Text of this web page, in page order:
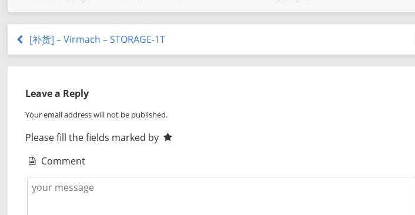
[补货] – Virmach – STORAGE-1T
Leave a Reply
Your email address will not be published.
Please fill the fields marked by
Comment